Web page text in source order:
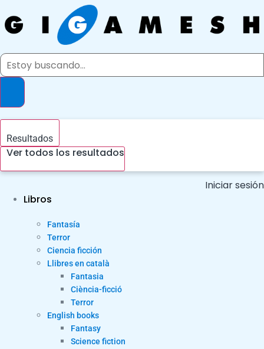
al
contenido
Search
Resultados
Ver todos los resultados
Iniciar sesión
Libros
Fantasía
Terror
Ciencia ficción
Llibres en català
Fantasia
Ciència-ficció
Terror
English books
Fantasy
Science fiction